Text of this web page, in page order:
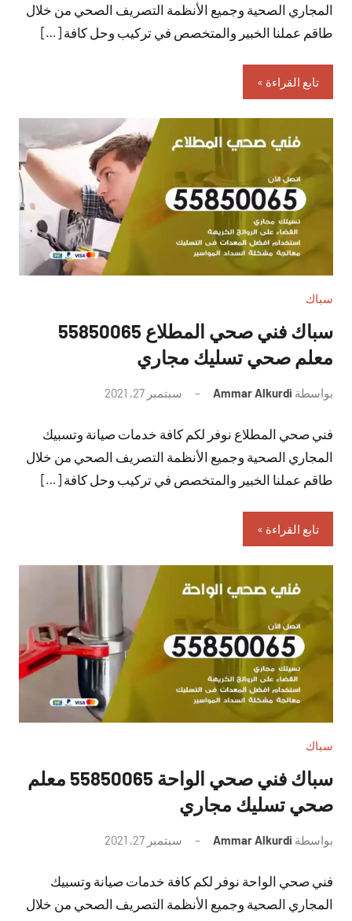
المجاري الصحية وجميع الأنظمة التصريف الصحي من خلال
طاقم عملنا الخبير والمتخصص في تركيب وحل كافة […]
تابع القراءة
سباك
سباك فني صحي المطلاع 55850065
معلم صحي تسليك مجاري
بواسطة Ammar Alkurdi سبتمبر 27, 2021
تعليقات
فني صحي المطلاع نوفر لكم كافة خدمات صيانة وتسبيك
المجاري الصحية وجميع الأنظمة التصريف الصحي من خلال
طاقم عملنا الخبير والمتخصص في تركيب وحل كافة […]
تابع القراءة
سباك
سباك فني صحي الواحة 55850065 معلم
صحي تسليك مجاري
بواسطة Ammar Alkurdi سبتمبر 27, 2021
تعليقات
فني صحي الواحة نوفر لكم كافة خدمات صيانة وتسبيك
المجاري الصحية وجميع الأنظمة التصريف الصحي من خلال